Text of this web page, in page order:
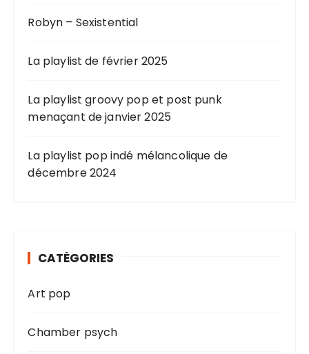
Robyn – Sexistential
La playlist de février 2025
La playlist groovy pop et post punk
menaçant de janvier 2025
La playlist pop indé mélancolique de
décembre 2024
CATÉGORIES
Art pop
Chamber psych